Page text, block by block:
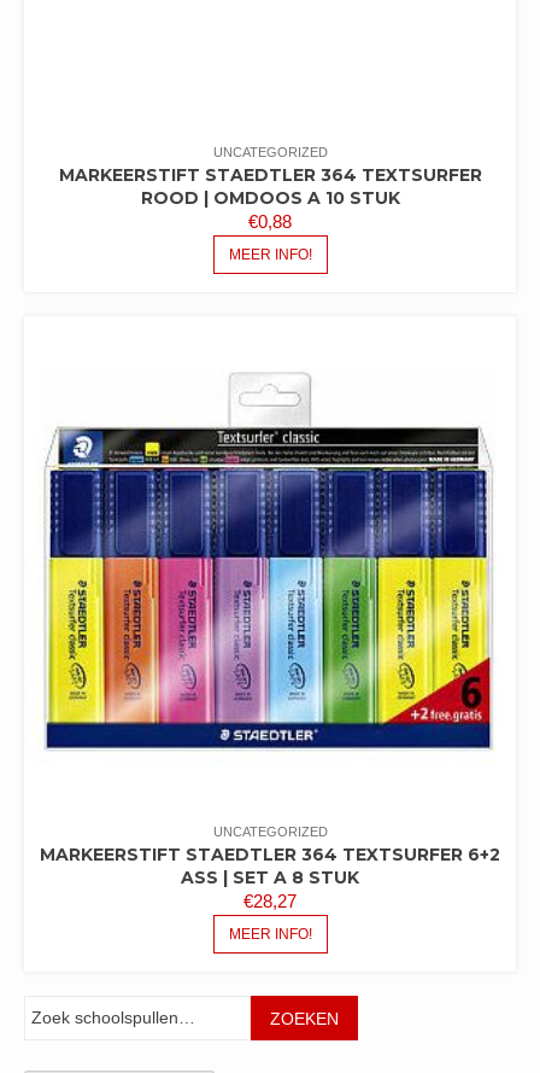
UNCATEGORIZED
MARKEERSTIFT STAEDTLER 364 TEXTSURFER
ROOD | OMDOOS A 10 STUK
€0,88
MEER INFO!
UNCATEGORIZED
MARKEERSTIFT STAEDTLER 364 TEXTSURFER 6+2
ASS | SET A 8 STUK
€28,27
MEER INFO!
ZOEKEN